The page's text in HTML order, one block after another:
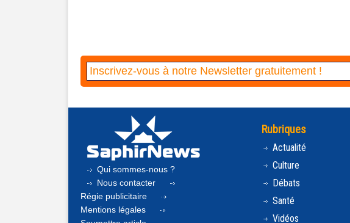
Qui sommes-nous ?
Nous contacter
Régie publicitaire
Mentions légales
Rubriques
Actualité
Culture
Débats
Santé
Vidéos